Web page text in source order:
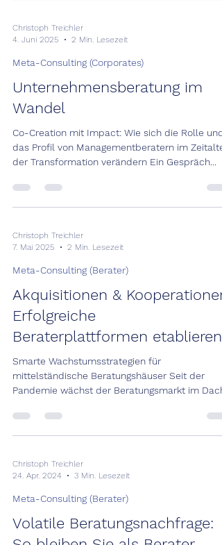
Christoph Treichler
4. Juni 2025
2 Min. Lesezeit
Meta-Consulting (Corporates)
Unternehmensberatung im
Wandel
Co-Creation mit Impact: Wie sich die Rolle und
das Profil von Managementberatern im Zeitalter
der Transformation verändern Ein Gespräch...
Christoph Treichler
7. Mai 2025
2 Min. Lesezeit
Meta-Consulting (Berater)
Akquisitionen &
Erfolgreiche
Beraterplattformen etablieren
Smarte Wachstumsstrategien für
mittelständische Beratungshäuser Seit der
Pandemie wächst der Beratungsmarkt im
Christoph Treichler
24. Apr. 2024
3 Min. Lesezeit
Meta-Consulting (Berater)
Volatile Beratungsnachfrage: